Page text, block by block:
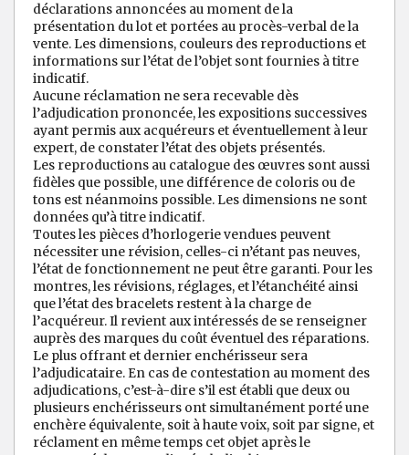
déclarations annoncées au moment de la
présentation du lot et portées au procès-verbal de la
vente. Les dimensions, couleurs des reproductions et
informations sur l’état de l’objet sont fournies à titre
indicatif.
Aucune réclamation ne sera recevable dès
l’adjudication prononcée, les expositions successives
ayant permis aux acquéreurs et éventuellement à leur
expert, de constater l’état des objets présentés.
Les reproductions au catalogue des œuvres sont aussi
fidèles que possible, une différence de coloris ou de
tons est néanmoins possible. Les dimensions ne sont
données qu’à titre indicatif.
Toutes les pièces d’horlogerie vendues peuvent
nécessiter une révision, celles-ci n’étant pas neuves,
l’état de fonctionnement ne peut être garanti. Pour les
montres, les révisions, réglages, et l’étanchéité ainsi
que l’état des bracelets restent à la charge de
l’acquéreur. Il revient aux intéressés de se renseigner
auprès des marques du coût éventuel des réparations.
Le plus offrant et dernier enchérisseur sera
l’adjudicataire. En cas de contestation au moment des
adjudications, c’est-à-dire s’il est établi que deux ou
plusieurs enchérisseurs ont simultanément porté une
enchère équivalente, soit à haute voix, soit par signe, et
réclament en même temps cet objet après le